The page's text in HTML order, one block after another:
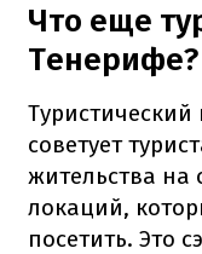
Что еще
Тенерифе?
Туристический
советует
жительства на
локаций,
посетить. Это